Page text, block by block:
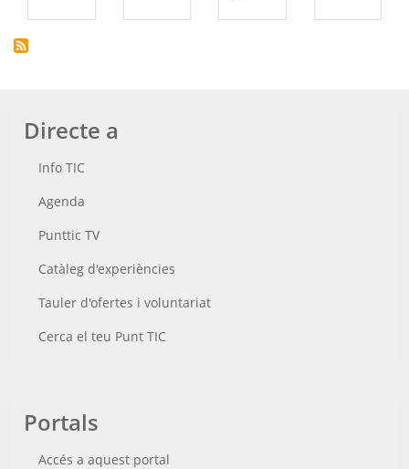
Directe a
Info TIC
Agenda
Punttic TV
Catàleg d'experiències
Tauler d'ofertes i voluntariat
Cerca el teu Punt TIC
Portals
Accés a aquest portal